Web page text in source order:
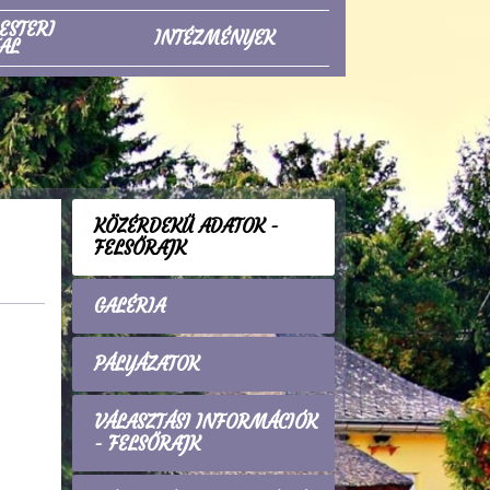
INTÉZMÉNYEK
KÖZÉRDEKŰ ADATOK -
FELSŐRAJK
GALÉRIA
PÁLYÁZATOK
VÁLASZTÁSI INFORMÁCIÓK
- FELSŐRAJK